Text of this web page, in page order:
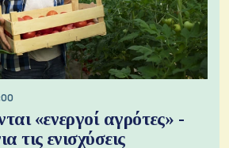
«ενεργοί αγρότες» -
τις ενισχύσεις